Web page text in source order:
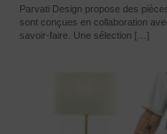
Parvati Design propose des
sont conçues en collaboration
savoir-faire. Une sélection […]